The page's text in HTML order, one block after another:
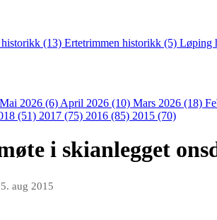
(13) Ertetrimmen historikk (5) Løping
Mai 2026 (6) April 2026 (10) Mars 2026 (18)
(51) 2017 (75) 2016 (85) 2015 (70)
i skianlegget
5. aug 2015